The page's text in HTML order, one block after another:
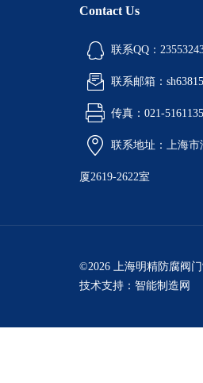
Contact Us
联系QQ：
联系邮箱：
传真：021-
联系地址：上海市
厦2619-2622室
©2026 上海明精防腐阀
技术支持： 智能制造网